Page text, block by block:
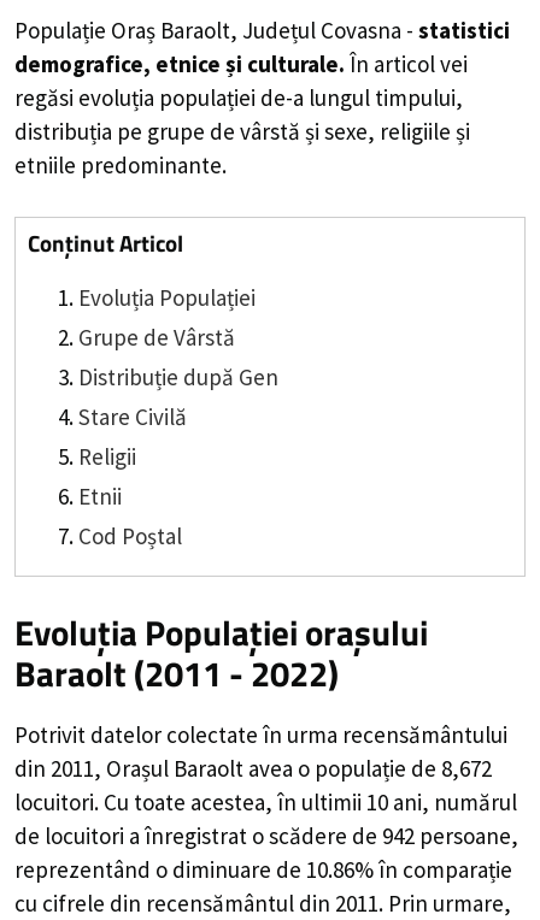
Populație Oraș Baraolt, Județul Covasna - statistici
demografice, etnice și culturale. În articol vei
regăsi evoluția populației de-a lungul timpului,
distribuția pe grupe de vârstă și sexe, religiile și
etniile predominante.
Conținut Articol
Evoluția Populației
Grupe de Vârstă
Distribuție după Gen
Stare Civilă
Religii
Etnii
Cod Poștal
Evoluția Populației orașului
Baraolt (2011 - 2022)
Potrivit datelor colectate în urma recensământului
din 2011, Orașul Baraolt avea o populație de 8,672
locuitori. Cu toate acestea, în ultimii 10 ani, numărul
de locuitori a înregistrat oscădere de 942 persoane,
reprezentând o diminuare de 10.86%în comparație
cu cifrele din recensământul din 2011. Prin urmare,